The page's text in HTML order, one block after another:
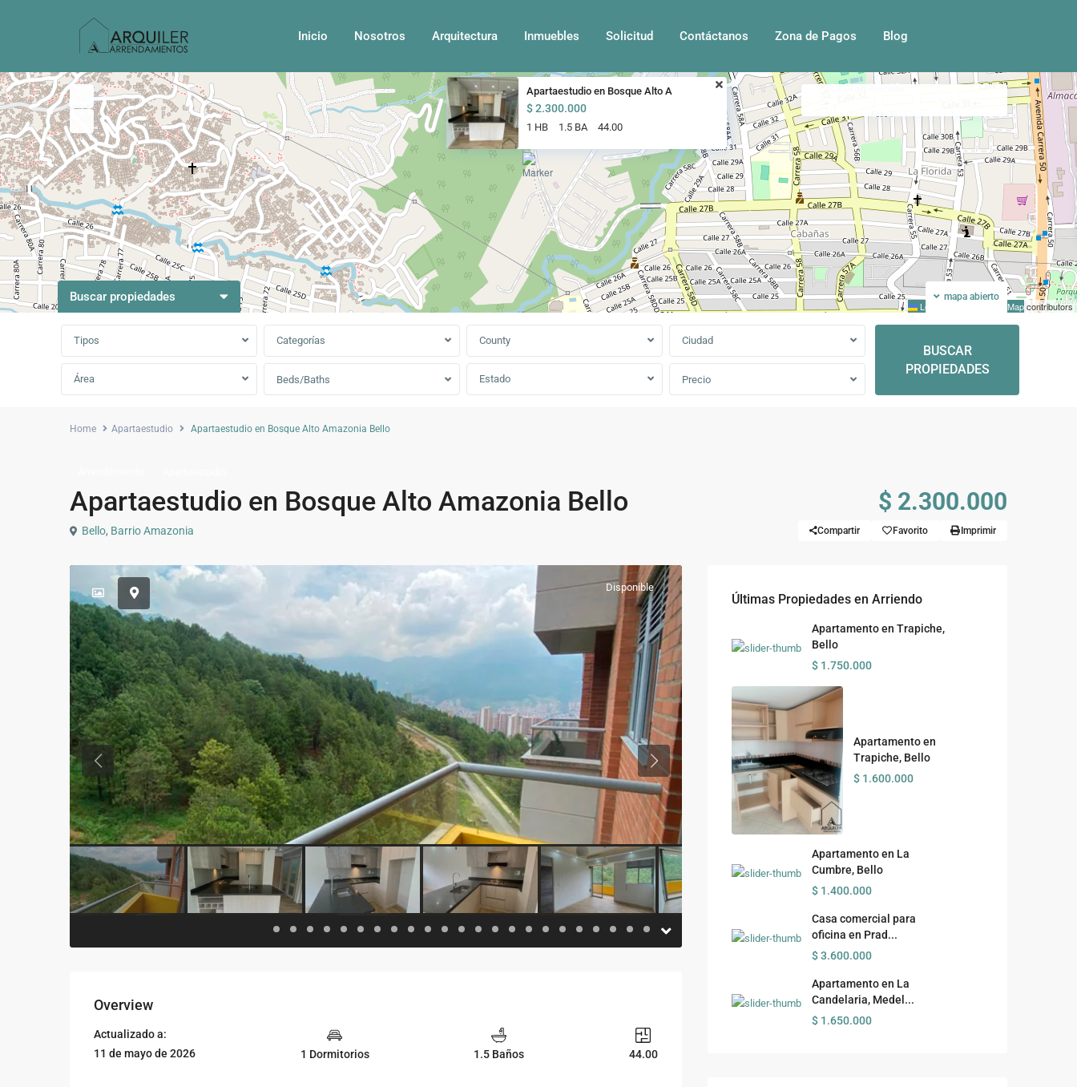
Inicio Nosotros Arquitectura Inmuebles Solicitud Contáctanos Zona de Pagos Blog
Apartaestudio en Bosque Alto A
$ 2.300.000
1 HB 1.5 BA 44.00
Leaflet OpenStreetMapcontributors
mapa abierto
Buscar propiedades
Tipos Categorías County Ciudad
Área Beds/Baths Estado Precio
BUSCAR
PROPIEDADES
Home Apartaestudio Apartaestudio en Bosque Alto Amazonia Bello
Apartaestudio en Bosque Alto Amazonia Bello $ 2.300.000
Bello, Barrio Amazonia Compartir Favorito Imprimir
Disponible
Previous Previous
Overview
Actualizado a:
11 de mayo de 2026
1 Dormitorios 1.5 Baños 44.00
Últimas Propiedades en Arriendo
Apartamento en Trapiche,
Bello
$ 1.750.000
Apartamento en
Trapiche, Bello
$ 1.600.000
Apartamento en La
Cumbre, Bello
$ 1.400.000
Casa comercial para
oficina en Prad...
$ 3.600.000
Apartamento en La
Candelaria, Medel...
$ 1.650.000